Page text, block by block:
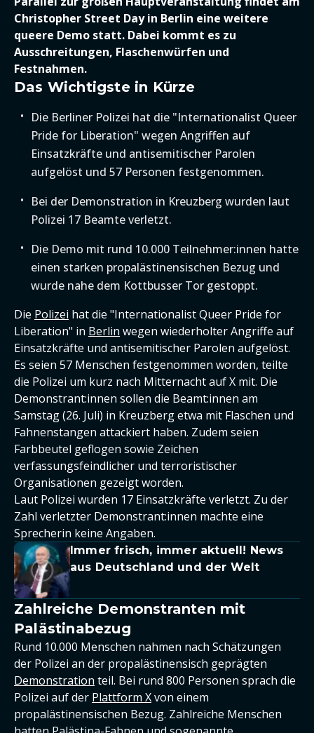
Christopher Street Day in Berlin eine weitere
queere Demo statt. Dabei kommt es zu
Ausschreitungen, Flaschenwürfen und
Festnahmen.
Das Wichtigste in Kürze
Die Berliner Polizei hat die "Internationalist Queer
Pride for Liberation" wegen Angriffen auf
Einsatzkräfte und antisemitischer Parolen
aufgelöst und 57 Personen festgenommen.
Bei der Demonstration in Kreuzberg wurden laut
Polizei 17 Beamte verletzt.
Die Demo mit rund 10.000 Teilnehmer:innen hatte
einen starken propalästinensischen Bezug und
wurde nahe dem Kottbusser Tor gestoppt.
Die Polizei hat die "Internationalist Queer Pride for
Liberation" in Berlin wegen wiederholter Angriffe auf
Einsatzkräfte und antisemitischer Parolen aufgelöst.
Es seien 57 Menschen festgenommen worden, teilte
die Polizei um kurz nach Mitternacht auf X mit. Die
Demonstrant:innen sollen die Beamt:innen am
Samstag (26. Juli) in Kreuzberg etwa mit Flaschen und
Fahnenstangen attackiert haben. Zudem seien
Farbbeutel geflogen sowie Zeichen
verfassungsfeindlicher und terroristischer
Organisationen gezeigt worden.
Laut Polizei wurden 17 Einsatzkräfte verletzt. Zu der
Zahl verletzter Demonstrant:innen machte eine
Sprecherin keine Angaben.
Immer frisch, immer aktuell! News
aus Deutschland und der Welt
Zahlreiche Demonstranten mit
Palästinabezug
Rund 10.000 Menschen nahmen nach Schätzungen
der Polizei an der propalästinensisch geprägten
Demonstration teil. Bei rund 800 Personen sprach die
Polizei auf der Plattform Xvon einem
propalästinensischen Bezug. Zahlreiche Menschen